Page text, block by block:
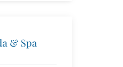
& Spa